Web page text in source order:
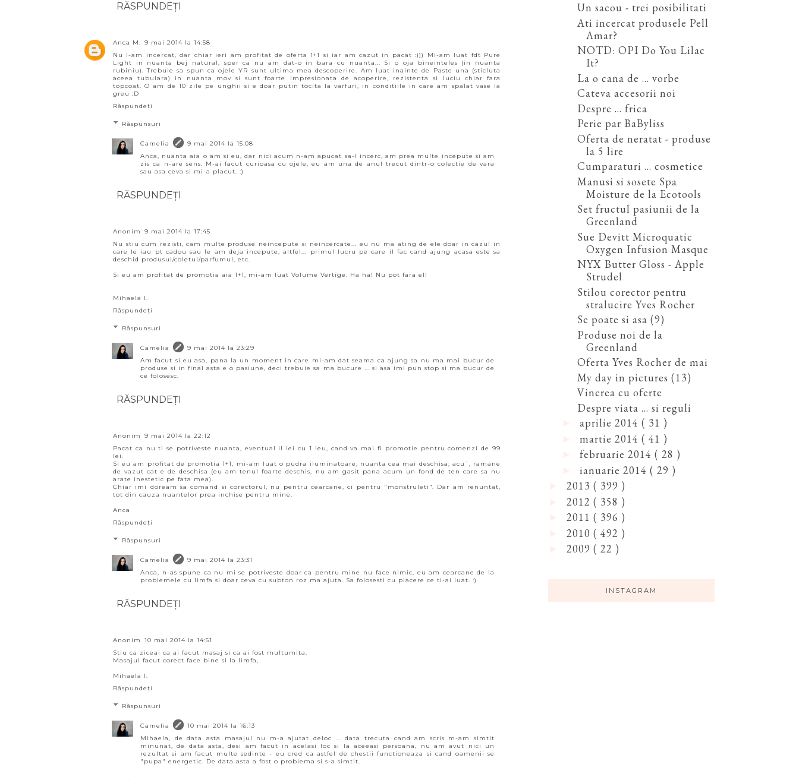
RĂSPUNDEȚI
Anca M. 9 mai 2014 la 14:58
Nu l-am incercat, dar chiar ieri am profitat de oferta 1+1 si iar am cazut in pacat :))) Mi-am luat fdt Pure
Light in nuanta bej natural, sper ca nu am dat-o in bara cu nuanta... Si o oja bineinteles (in nuanta
rubiniu). Trebuie sa spun ca ojele YR sunt ultima mea descoperire. Am luat inainte de Paste una (sticluta
aceea tubulara) in nuanta mov si sunt foarte impresionata de acoperire, rezistenta si luciu chiar fara
topcoat. O am de 10 zile pe unghii si e doar putin tocita la varfuri, in conditiile in care am spalat vase la
greu :D
Răspundeți
Răspunsuri
Camelia
9 mai 2014 la 15:08
Anca, nuanta aia o am si eu, dar nici acum n-am apucat sa-l incerc, am prea multe incepute si am
zis ca n-are sens. M-ai facut curioasa cu ojele, eu am una de anul trecut dintr-o colectie de vara
sau asa ceva si mi-a placut. :)
RĂSPUNDEȚI
Anonim
9 mai 2014 la 17:45
Nu stiu cum rezisti, cam multe produse neincepute si neincercate... eu nu ma ating de ele doar in cazul in
care le iau pt cadou sau le am deja incepute, altfel... primul lucru pe care il fac cand ajung acasa este sa
deschid produsul/coletul/parfumul, etc.
Si eu am profitat de promotia aia 1+1, mi-am luat Volume Vertige. Ha ha! Nu pot fara el!
Mihaela I.
Răspundeți
Răspunsuri
Camelia
9 mai 2014 la 23:29
Am facut si eu asa, pana la un moment in care mi-am dat seama ca ajung sa nu ma mai bucur de
produse si in final asta e o pasiune, deci trebuie sa ma bucure ... si asa imi pun stop si ma bucur de
ce folosesc.
RĂSPUNDEȚI
Anonim
9 mai 2014 la 22:12
Pacat ca nu ti se potriveste nuanta, eventual il iei cu 1 leu, cand va mai fi promotie pentru comenzi de 99
lei.
Si eu am profitat de promotia 1+1, mi-am luat o pudra iluminatoare, nuanta cea mai deschisa; acu`, ramane
de vazut cat e de deschisa (eu am tenul foarte deschis, nu am gasit pana acum un fond de ten care sa nu
arate inestetic pe fata mea).
Chiar imi doream sa comand si corectorul, nu pentru cearcane, ci pentru "monstruleti". Dar am renuntat,
tot din cauza nuantelor prea inchise pentru mine.
Anca
Răspundeți
Răspunsuri
Camelia
9 mai 2014 la 23:31
Anca, n-as spune ca nu mi se potriveste doar ca pentru mine nu face nimic, eu am cearcane de la
problemele cu limfa si doar ceva cu subton roz ma ajuta. Sa folosesti cu placere ce ti-ai luat. :)
RĂSPUNDEȚI
Anonim
10 mai 2014 la 14:51
Stiu ca ziceai ca ai facut masaj si ca ai fost multumita.
Masajul facut corect face bine si la limfa,
Mihaela I.
Răspundeți
Răspunsuri
Camelia
10 mai 2014 la 16:13
Mihaela, de data asta masajul nu m-a ajutat deloc ... data trecuta cand am scris m-am simtit
minunat, de data asta, desi am facut in acelasi loc si la aceeasi persoana, nu am avut nici un
rezultat si am facut multe sedinte - eu cred ca astfel de chestii functioneaza si cand oamenii se
"pupa" energetic. De data asta a fost o problema si s-a simtit.
Un sacou - trei posibilitati
Ati incercat produsele Pell
Amar?
NOTD: OPI Do You Lilac
It?
La o cana de ... vorbe
Cateva accesorii noi
Despre ... frica
Perie par BaByliss
Oferta de neratat - produse
la 5 lire
Cumparaturi ... cosmetice
Manusi si sosete Spa
Moisture de la Ecotools
Set fructul pasiunii de la
Greenland
Sue Devitt Microquatic
Oxygen Infusion Masque
NYX Butter Gloss - Apple
Strudel
Stilou corector pentru
stralucire Yves Rocher
Se poate si asa (9)
Produse noi de la
Greenland
Oferta Yves Rocher de mai
My day in pictures (13)
Vinerea cu oferte
Despre viata ... si reguli
aprilie 2014 ( 31 )
martie 2014 ( 41 )
februarie 2014 ( 28 )
ianuarie 2014 ( 29 )
2013 ( 399 )
2012 ( 358 )
2011 ( 396 )
2010 ( 492 )
2009 ( 22 )
INSTAGRAM